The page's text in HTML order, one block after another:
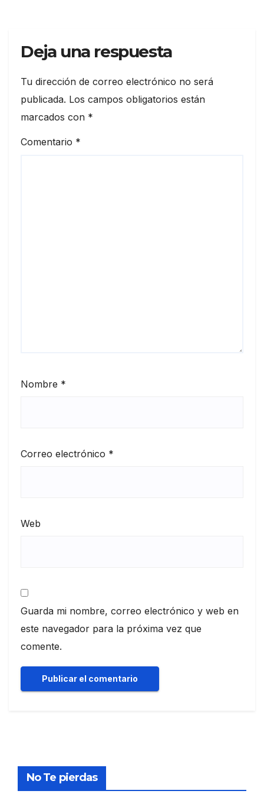
Deja una respuesta
Tu dirección de correo electrónico no será
publicada. Los campos obligatorios están
marcados con *
Comentario *
Nombre *
Correo electrónico *
Web
Guarda mi nombre, correo electrónico y web en
este navegador para la próxima vez que
comente.
No Te pierdas